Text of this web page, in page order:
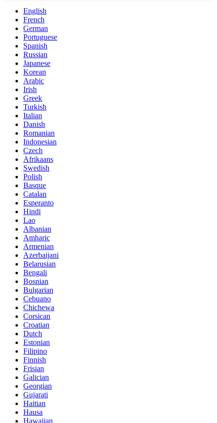
English
French
German
Portuguese
Spanish
Russian
Japanese
Korean
Arabic
Irish
Greek
Turkish
Italian
Danish
Romanian
Indonesian
Czech
Afrikaans
Swedish
Polish
Basque
Catalan
Esperanto
Hindi
Lao
Albanian
Amharic
Armenian
Azerbaijani
Belarusian
Bengali
Bosnian
Bulgarian
Cebuano
Chichewa
Corsican
Croatian
Dutch
Estonian
Filipino
Finnish
Frisian
Galician
Georgian
Gujarati
Haitian
Hausa
Hawaiian